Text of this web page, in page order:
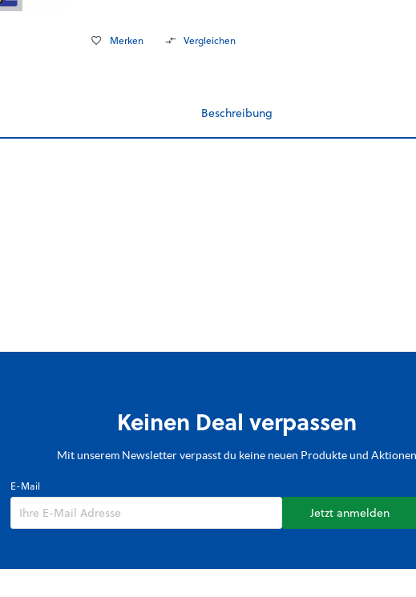
Merken Vergleichen
Beschreibung
Keinen Deal verpassen
Mit unserem Newsletter verpasst du keine neuen Produkte und Aktionen
E-Mail
Jetzt anmelden